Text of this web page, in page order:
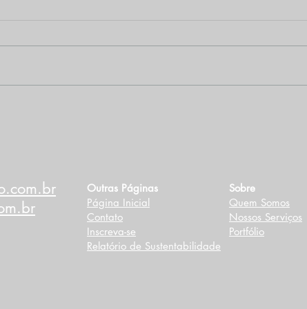
Outras Páginas
Página Inicial
Contato
Inscreva-se
Relatório de Sustentabilidade
Sobre
Quem Somos
Nossos Serviços
Portfólio